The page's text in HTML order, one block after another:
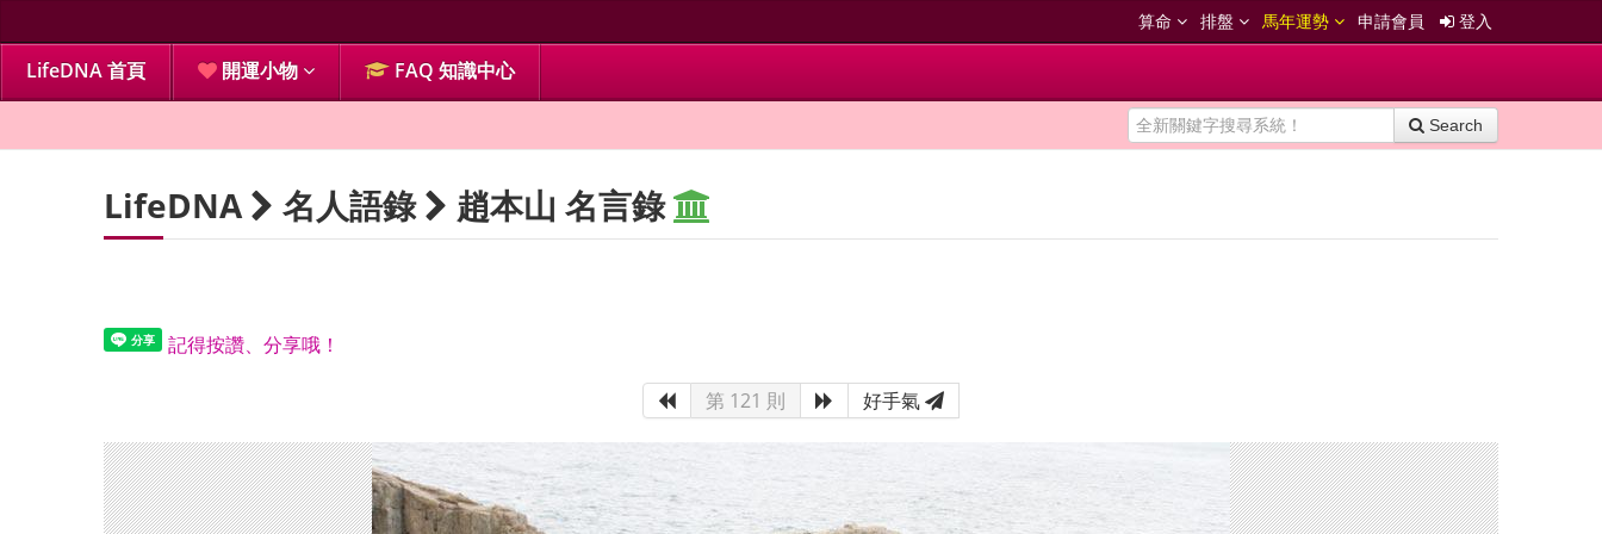
算命 排盤 馬年運勢 申請會員 登入
LifeDNA 首頁 開運小物 FAQ 知識中心
Search
LifeDNA 名人語錄 趙本山 名言錄
記得按讚、分享哦！
第 121 則 好手氣